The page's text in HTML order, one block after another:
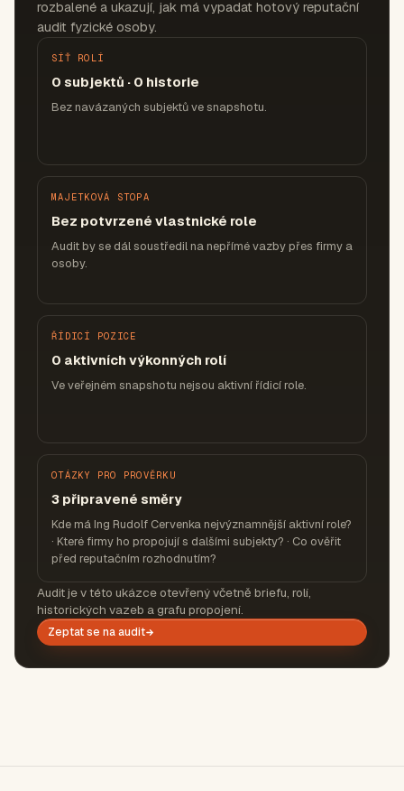
rozbalené a ukazují, jak má vypadat hotový reputační
audit fyzické osoby.
SÍŤ ROLÍ
0 subjektů · 0 historie
Bez navázaných subjektů ve snapshotu.
MAJETKOVÁ STOPA
Bez potvrzené vlastnické role
Audit by se dál soustředil na nepřímé vazby přes firmy a
osoby.
ŘÍDICÍ POZICE
0 aktivních výkonných rolí
Ve veřejném snapshotu nejsou aktivní řídicí role.
OTÁZKY PRO PROVĚRKU
3 připravené směry
Kde má Ing Rudolf Cervenka nejvýznamnější aktivní role?
· Které firmy ho propojují s dalšími subjekty? · Co ověřit
před reputačním rozhodnutím?
Audit je v této ukázce otevřený včetně briefu, rolí,
historických vazeb a grafu propojení.
Zeptat se na audit